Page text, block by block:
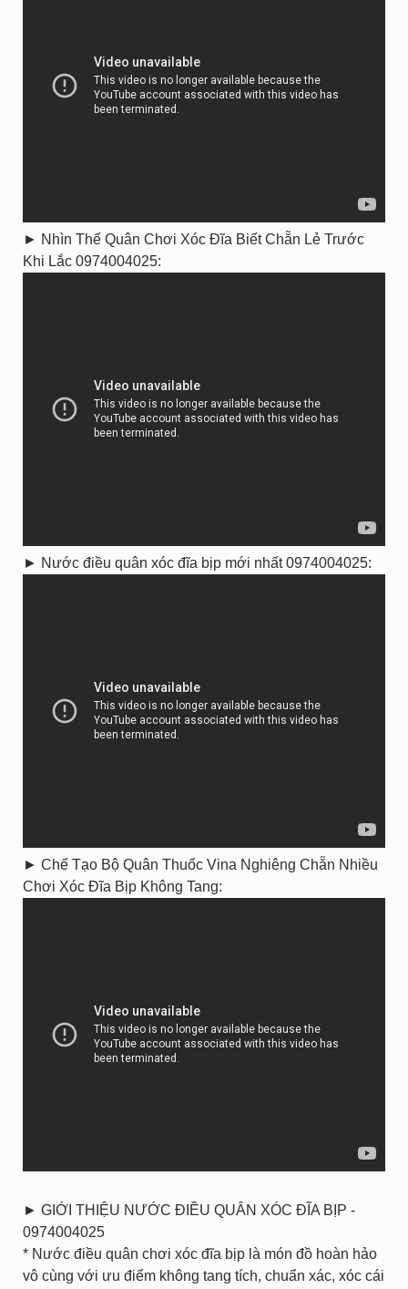
► Nhìn Thế Quân Chơi Xóc Đĩa Biết Chẵn Lẻ Trước
Khi Lắc 0974004025:
► Nước điều quân xóc đĩa bịp mới nhất 0974004025:
► Chế Tạo Bộ Quân Thuốc Vina Nghiêng Chẵn Nhiều
Chơi Xóc Đĩa Bịp Không Tang:
► GIỚI THIỆU NƯỚC ĐIỀU QUÂN XÓC ĐĨA BỊP -
0974004025
* Nước điều quân chơi xóc đĩa bịp là món đồ hoàn hảo
vô cùng với ưu điểm không tang tích, chuẩn xác, xóc cái